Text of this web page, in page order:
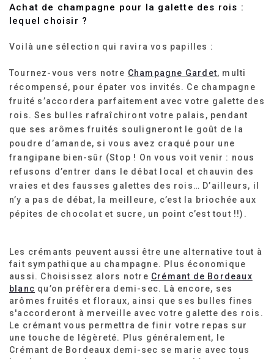
Achat de champagne pour la galette des rois :
lequel choisir ?
Voilà une sélection qui ravira vos papilles :
Tournez-vous vers notre Champagne Gardet, multi
récompensé, pour épater vos invités. Ce champagne
fruité s’accordera parfaitement avec votre galette des
rois. Ses bulles rafraîchiront votre palais, pendant
que ses arômes fruités souligneront le goût de la
poudre d’amande, si vous avez craqué pour une
frangipane bien-sûr (Stop ! On vous voit venir : nous
refusons d’entrer dans le débat local et chauvin des
vraies et des fausses galettes des rois… D’ailleurs, il
n’y a pas de débat, la meilleure, c’est la briochée aux
pépites de chocolat et sucre, un point c’est tout !!).
Les crémants peuvent aussi être une alternative tout à
fait sympathique au champagne. Plus économique
aussi. Choisissez alors notre Crémant de Bordeaux
blanc qu’on préfèrera demi-sec. Là encore, ses
arômes fruités et floraux, ainsi que ses bulles fines
s'accorderont à merveille avec votre galette des rois.
Le crémant vous permettra de finir votre repas sur
une touche de légèreté. Plus généralement, le
Crémant de Bordeaux demi-sec se marie avec tous